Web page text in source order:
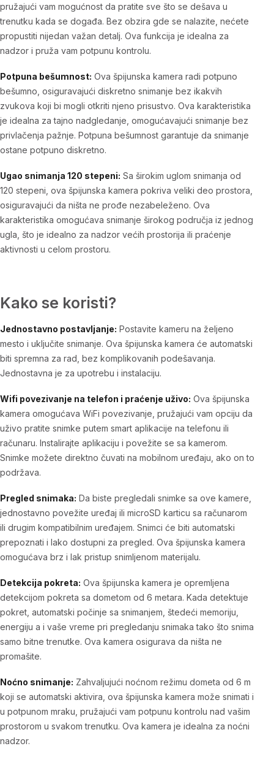
pružajući vam mogućnost da pratite sve što se dešava u
trenutku kada se događa. Bez obzira gde se nalazite, nećete
propustiti nijedan važan detalj. Ova funkcija je idealna za
nadzor i pruža vam potpunu kontrolu.
Potpuna bešumnost: Ova špijunska kamera radi potpuno
bešumno, osiguravajući diskretno snimanje bez ikakvih
zvukova koji bi mogli otkriti njeno prisustvo. Ova karakteristika
je idealna za tajno nadgledanje, omogućavajući snimanje bez
privlačenja pažnje. Potpuna bešumnost garantuje da snimanje
ostane potpuno diskretno.
Ugao snimanja 120 stepeni: Sa širokim uglom snimanja od
120 stepeni, ova špijunska kamera pokriva veliki deo prostora,
osiguravajući da ništa ne prođe nezabeleženo. Ova
karakteristika omogućava snimanje širokog područja iz jednog
ugla, što je idealno za nadzor većih prostorija ili praćenje
aktivnosti u celom prostoru.
Kako se koristi?
Jednostavno postavljanje: Postavite kameru na željeno
mesto i uključite snimanje. Ova špijunska kamera će automatski
biti spremna za rad, bez komplikovanih podešavanja.
Jednostavna je za upotrebu i instalaciju.
Wifi povezivanje na telefon i praćenje uživo: Ova špijunska
kamera omogućava WiFi povezivanje, pružajući vam opciju da
uživo pratite snimke putem smart aplikacije na telefonu ili
računaru. Instalirajte aplikaciju i povežite se sa kamerom.
Snimke možete direktno čuvati na mobilnom uređaju, ako on to
podržava.
Pregled snimaka: Da biste pregledali snimke sa ove kamere,
jednostavno povežite uređaj ili microSD karticu sa računarom
ili drugim kompatibilnim uređajem. Snimci će biti automatski
prepoznati i lako dostupni za pregled. Ova špijunska kamera
omogućava brz i lak pristup snimljenom materijalu.
Detekcija pokreta: Ova špijunska kamera je opremljena
detekcijom pokreta sa dometom od 6 metara. Kada detektuje
pokret, automatski počinje sa snimanjem, štedeći memoriju,
energiju a i vaše vreme pri pregledanju snimaka tako što snima
samo bitne trenutke. Ova kamera osigurava da ništa ne
promašite.
Noćno snimanje: Zahvaljujući noćnom režimu dometa od 6 m
koji se automatski aktivira, ova špijunska kamera može snimati i
u potpunom mraku, pružajući vam potpunu kontrolu nad vašim
prostorom u svakom trenutku. Ova kamera je idealna za noćni
nadzor.